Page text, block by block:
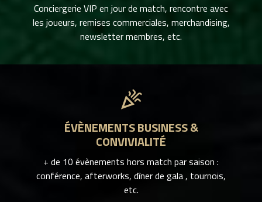
Conciergerie VIP en jour de match, rencontre avec
les joueurs, remises commerciales, merchandising,
newsletter membres, etc.
celebration
ÉVÈNEMENTS BUSINESS &
CONVIVIALITÉ
+ de 10 évènements hors match par saison :
conférence, afterworks, dîner de gala , tournois,
etc.